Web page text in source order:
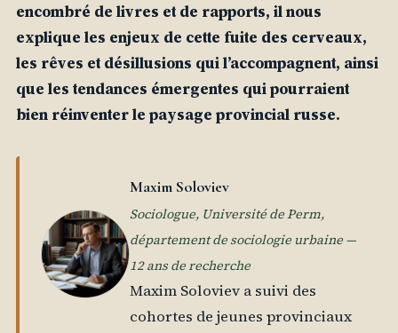
encombré de livres et de rapports, il nous
explique les enjeux de cette fuite des cerveaux,
les rêves et désillusions qui l’accompagnent, ainsi
que les tendances émergentes qui pourraient
bien réinventer le paysage provincial russe.
Maxim Soloviev
Sociologue, Université de Perm,
département de sociologie urbaine —
12 ans de recherche
Maxim Soloviev a suivi des
cohortes de jeunes provinciaux